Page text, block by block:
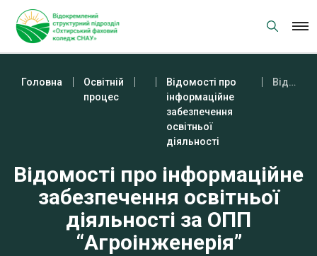
content
Головна
Освітній
процес
Відомості про
інформаційне
забезпечення
освітньої
діяльності
Відомості про інформаційне забезпечення освітньої діяльності за ОПП “Агроінженерія”
Відомості про інформаційне
забезпечення освітньої
діяльності за ОПП
“Агроінженерія”